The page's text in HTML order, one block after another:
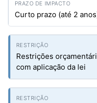
Curto prazo (até 2
Restrições
com aplicação da lei